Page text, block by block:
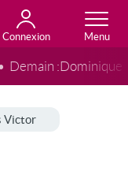
Connexion
Demain :Dominique
Victor